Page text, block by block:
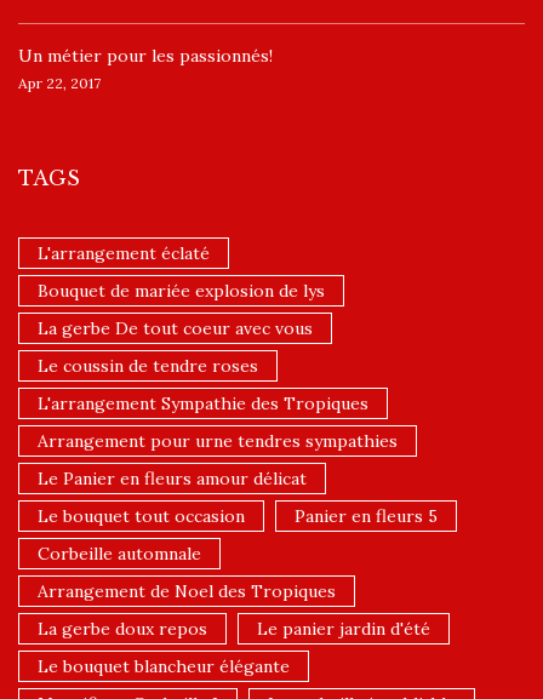
Un ​métier pour les passionnés​!
Apr 22, 2017
TAGS
L'arrangement éclaté
Bouquet de mariée explosion de lys
La gerbe De tout coeur avec vous
Le coussin de tendre roses
L'arrangement Sympathie des Tropiques
Arrangement pour urne tendres sympathies
Le Panier en fleurs amour délicat
Le bouquet tout occasion
Panier en fleurs 5
Corbeille automnale
Arrangement de Noel des Tropiques
La gerbe doux repos
Le panier jardin d'été
Le bouquet blancheur élégante